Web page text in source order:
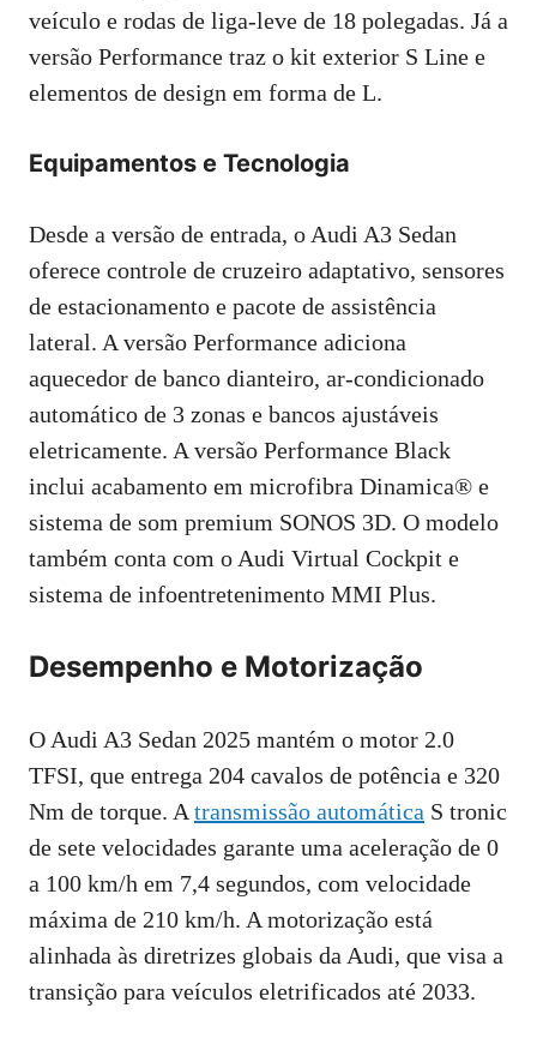
veículo e rodas de liga-leve de 18 polegadas. Já a
versão Performance traz o kit exterior S Line e
elementos de design em forma de L.
Equipamentos e Tecnologia
Desde a versão de entrada, o Audi A3 Sedan
oferece controle de cruzeiro adaptativo, sensores
de estacionamento e pacote de assistência
lateral. A versão Performance adiciona
aquecedor de banco dianteiro, ar-condicionado
automático de 3 zonas e bancos ajustáveis
eletricamente. A versão Performance Black
inclui acabamento em microfibra Dinamica® e
sistema de som premium SONOS 3D. O modelo
também conta com o Audi Virtual Cockpit e
sistema de infoentretenimento MMI Plus.
Desempenho e Motorização
O Audi A3 Sedan 2025 mantém o motor 2.0
TFSI, que entrega 204 cavalos de potência e 320
Nm de torque. A transmissão automática S tronic
de sete velocidades garante uma aceleração de 0
a 100 km/h em 7,4 segundos, com velocidade
máxima de 210 km/h. A motorização está
alinhada às diretrizes globais da Audi, que visa a
transição para veículos eletrificados até 2033.